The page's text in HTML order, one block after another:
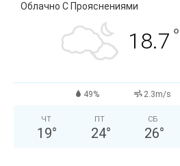
Облачно С Прояснениями
18.7 °
49% 2.3m/s
ЧТ
19°
ПТ
24°
СБ
26°